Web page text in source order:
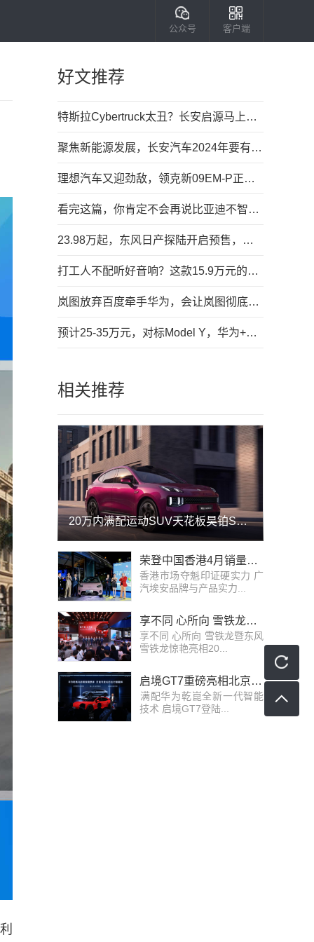
公众号 客户端
好文推荐
特斯拉Cybertruck太丑？长安启源马上平替，高清图有了
聚焦新能源发展，长安汽车2024年要有大动作？
理想汽车又迎劲敌，领克新09EM-P正式上市
看完这篇，你肯定不会再说比亚迪不智能了！
23.98万起，东风日产探陆开启预售，搭2.0T+9AT动力组合
打工人不配听好音响？这款15.9万元的中大型车，给了
岚图放弃百度牵手华为，会让岚图彻底走向巅峰吗？
预计25-35万元，对标Model Y，华为+奇瑞的首款SUV亮相
相关推荐
20万内满配运动SUV天花板昊铂S600正式上市，权益价17.99万-19.99万元
荣登中国香港4月销量榜首，广汽埃安品牌焕新驱动新一轮增长
香港市场夺魁印证硬实力 广
汽埃安品牌与产品实力...
享不同 心所向 雪铁龙暨东风雪铁龙惊艳亮相2026北京国际车展
享不同 心所向 雪铁龙暨东风
雪铁龙惊艳亮相20...
启境GT7重磅亮相北京国际车展，首发搭载华为乾崑全新一代智能技术
​满配华为乾崑全新一代智能
技术 启境GT7登陆...